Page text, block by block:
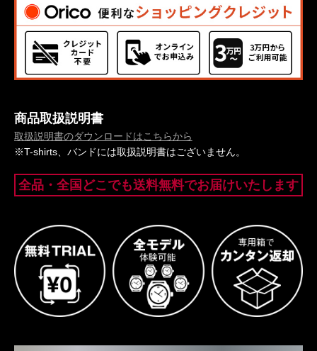
商品取扱説明書
取扱説明書のダウンロードはこちらから
※T-shirts、バンドには取扱説明書はございません。
全品・全国どこでも送料無料でお届けいたします